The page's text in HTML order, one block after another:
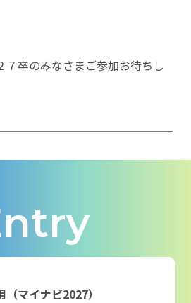
７卒のみなさまご参加お待ちし
（マイナビ2027）